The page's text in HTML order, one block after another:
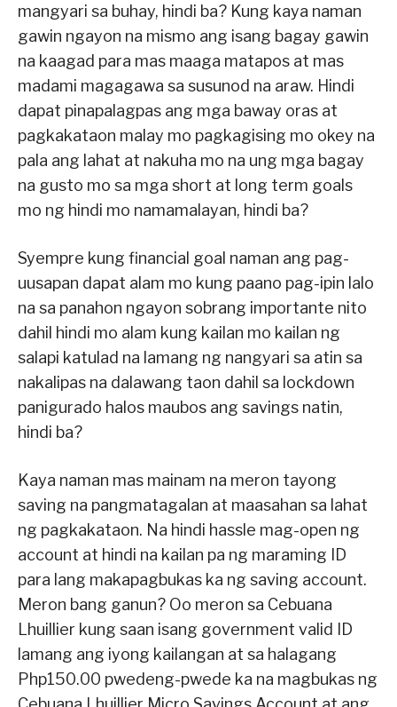
mangyari sa buhay, hindi ba? Kung kaya naman
gawin ngayon na mismo ang isang bagay gawin
na kaagad para mas maaga matapos at mas
madami magagawa sa susunod na araw. Hindi
dapat pinapalagpas ang mga baway oras at
pagkakataon malay mo pagkagising mo okey na
pala ang lahat at nakuha mo na ung mga bagay
na gusto mo sa mga short at long term goals
mo ng hindi mo namamalayan, hindi ba?
Syempre kung financial goal naman ang pag-
uusapan dapat alam mo kung paano pag-ipin lalo
na sa panahon ngayon sobrang importante nito
dahil hindi mo alam kung kailan mo kailan ng
salapi katulad na lamang ng nangyari sa atin sa
nakalipas na dalawang taon dahil sa lockdown
panigurado halos maubos ang savings natin,
hindi ba?
Kaya naman mas mainam na meron tayong
saving na pangmatagalan at maasahan sa lahat
ng pagkakataon. Na hindi hassle mag-open ng
account at hindi na kailan pa ng maraming ID
para lang makapagbukas ka ng saving account.
Meron bang ganun? Oo meron sa Cebuana
Lhuillier kung saan isang government valid ID
lamang ang iyong kailangan at sa halagang
Php150.00 pwedeng-pwede ka na magbukas ng